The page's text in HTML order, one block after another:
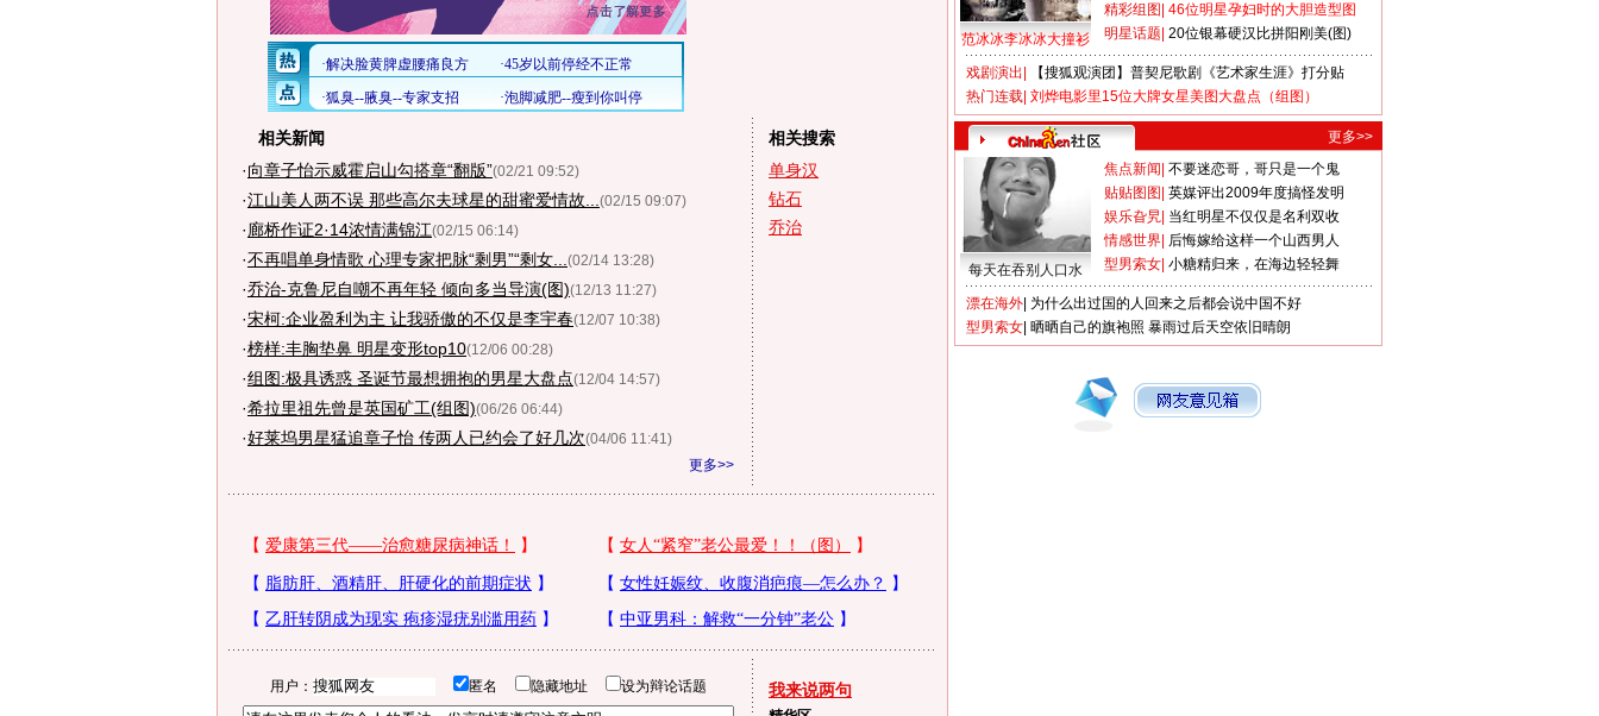
相关新闻
·向章子怡示威霍启山勾搭章“翻版”(02/21 09:52)
·江山美人两不误 那些高尔夫球星的甜蜜爱情故... (02/15 09:07)
·廊桥作证2·14浓情满锦江(02/15 06:14)
·不再唱单身情歌 心理专家把脉“剩男”“剩女... (02/14 13:28)
·乔治-克鲁尼自嘲不再年轻 倾向多当导演(图)(12/13 11:27)
·宋柯:企业盈利为主 让我骄傲的不仅是李宇春(12/07 10:38)
·榜样:丰胸垫鼻 明星变形top10(12/06 00:28)
·组图:极具诱惑 圣诞节最想拥抱的男星大盘点(12/04 14:57)
·希拉里祖先曾是英国矿工(组图)(06/26 06:44)
·好莱坞男星猛追章子怡 传两人已约会了好几次(04/06 11:41)
更多>>
相关搜索
单身汉
钻石
乔治
用户： 匿名 隐藏地址 设为辩论话题 我来说两句
范冰冰李冰冰大撞衫
精彩组图 46位明星孕妇时的大胆造型图
明星话题 20位银幕硬汉比拼阳刚美(图)
戏剧演出
【搜狐观演团】普契尼歌剧《艺术家生涯》打分贴
热门连载 刘烨电影里15位大牌女星美图大盘点（组图）
更多>>
每天在吞别人口水
焦点新闻 不要迷恋哥，哥只是一个鬼
贴贴图图 英媒评出2009年度搞怪发明
娱乐旮旯 当红明星不仅仅是名利双收
情感世界 后悔嫁给这样一个山西男人
型男索女 小糖精归来，在海边轻轻舞
漂在海外 为什么出过国的人回来之后都会说中国不好
型男索女 晒晒自己的旗袍照 暴雨过后天空依旧晴朗